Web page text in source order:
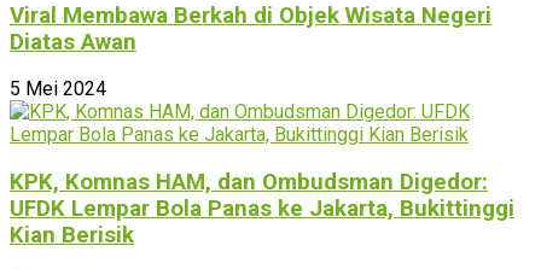
Viral Membawa Berkah di Objek Wisata Negeri
Diatas Awan
5 Mei 2024
KPK, Komnas HAM, dan Ombudsman Digedor:
UFDK Lempar Bola Panas ke Jakarta, Bukittinggi
Kian Berisik